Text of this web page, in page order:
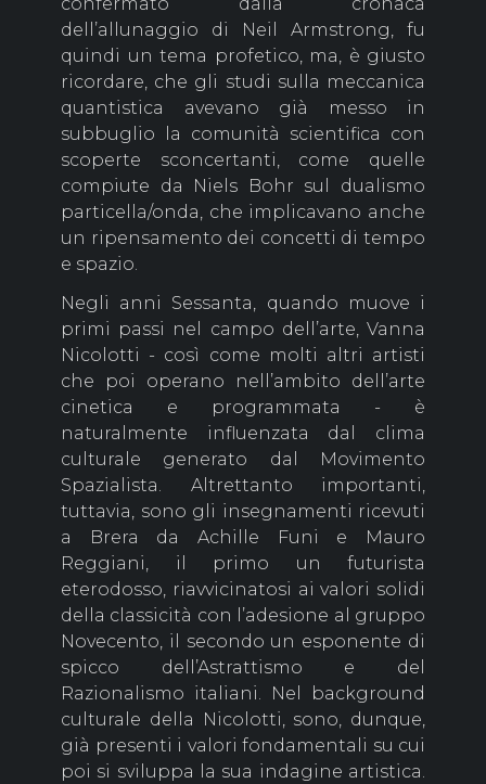
dell’allunaggio di Neil Armstrong, fu
quindi un tema profetico, ma, è giusto
ricordare, che gli studi sulla meccanica
quantistica avevano già messo in
subbuglio la comunità scientifica con
scoperte sconcertanti, come quelle
compiute da Niels Bohr sul dualismo
particella/onda, che implicavano anche
un ripensamento dei concetti di tempo
e spazio.
Negli anni Sessanta, quando muove i
primi passi nel campo dell’arte, Vanna
Nicolotti - così come molti altri artisti
che poi operano nell’ambito dell’arte
cinetica e programmata - è
naturalmente influenzata dal clima
culturale generato dal Movimento
Spazialista. Altrettanto importanti,
tuttavia, sono gli insegnamenti ricevuti
a Brera da Achille Funi e Mauro
Reggiani, il primo un futurista
eterodosso, riavvicinatosi ai valori solidi
della classicità con l’adesione al gruppo
Novecento, il secondo un esponente di
spicco dell’Astrattismo e del
Razionalismo italiani. Nel background
culturale della Nicolotti, sono, dunque,
già presenti i valori fondamentali su cui
poi si sviluppa la sua indagine artistica.